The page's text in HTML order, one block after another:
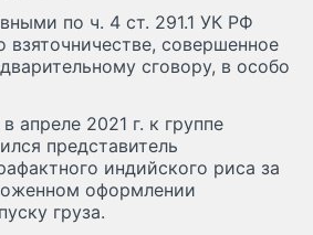
по ч. 4 ст. 291.1 УК РФ
взяточничестве, совершенное
сговору, в особо
апреле 2021 г. к группе
представитель
индийского риса за
оформлении
груза.